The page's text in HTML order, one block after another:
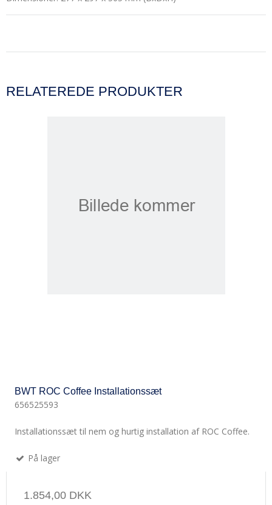
RELATEREDE PRODUKTER
BWT ROC Coffee Installationssæt
656525593
Installationssæt til nem og hurtig installation af ROC Coffee.
På lager
1.854,00 DKK